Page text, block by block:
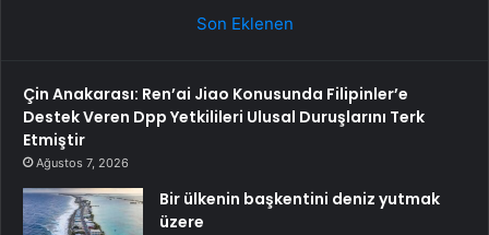
Son Eklenen
Çin Anakarası: Ren’ai Jiao Konusunda Filipinler’e
Destek Veren Dpp Yetkilileri Ulusal Duruşlarını Terk
Etmiştir
Ağustos 7, 2026
Bir ülkenin başkentini deniz yutmak
üzere